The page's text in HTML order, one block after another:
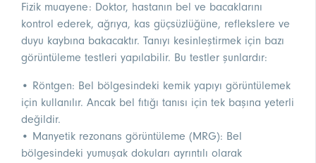
Fizik muayene: Doktor, hastanın bel ve bacaklarını
kontrol ederek, ağrıya, kas güçsüzlüğüne, reflekslere ve
duyu kaybına bakacaktır. Tanıyı kesinleştirmek için bazı
görüntüleme testleri yapılabilir. Bu testler şunlardır:
• Röntgen: Bel bölgesindeki kemik yapıyı görüntülemek
için kullanılır. Ancak bel fıtığı tanısı için tek başına yeterli
değildir.
• Manyetik rezonans görüntüleme (MRG): Bel
bölgesindeki yumuşak dokuları ayrıntılı olarak